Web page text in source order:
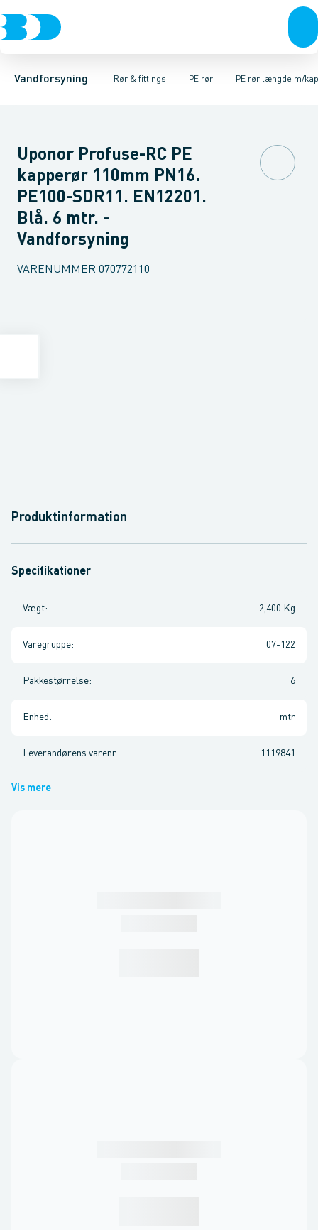
Vandforsyning Rør & fittings
Rør & fittingsKoblinger & anboringerMuffer, klemmer &
PE rør
PE rørPE EL fittingsPE fittings Duktiljern fittingsPE rør længde m/
PE rør rullevarer PE rør længde m/kappe PE rør længde u/
Uponor Profuse-RC PE
kapperør 110mm PN16.
PE100-SDR11. EN12201.
Blå. 6 mtr. -
Vandforsyning
VARENUMMER 070772110
Produktinformation
Specifikationer
Vægt: 2,400 Kg
Varegruppe: 07-122
Pakkestørrelse: 6
Enhed : mtr
Leverandørens varenr. : 1119841
Vis mere